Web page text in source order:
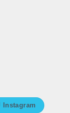
Instagram